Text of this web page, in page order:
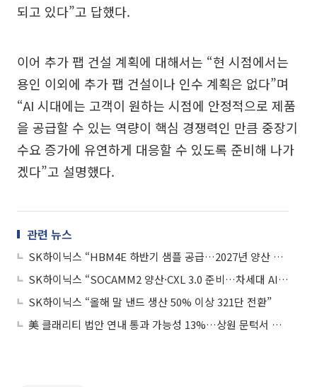
되고 있다”고 답했다.
이어 추가 팹 건설 계획에 대해서는 “현 시점에서는
용인 이외에 추가 팹 건설이나 인수 계획은 없다”며
“AI 시대에는 고객이 원하는 시점에 안정적으로 제품
을 공급할 수 있는 역량이 핵심 경쟁력인 만큼 중장기
수요 증가에 유연하게 대응할 수 있도록 준비해 나가
겠다”고 설명했다.
관련 뉴스
SK하이닉스 “HBM4E 하반기 샘플 공급…2027년 양산 목표”
SK하이닉스 “SOCAMM2 양산·CXL 3.0 준비…차세대 AI 메모리 시장 대응”
SK하이닉스 “올해 말 낸드 생산 50% 이상 321단 전환”
美 클래리티 법안 연내 통과 가능성 13%…상원 문턱서 제동